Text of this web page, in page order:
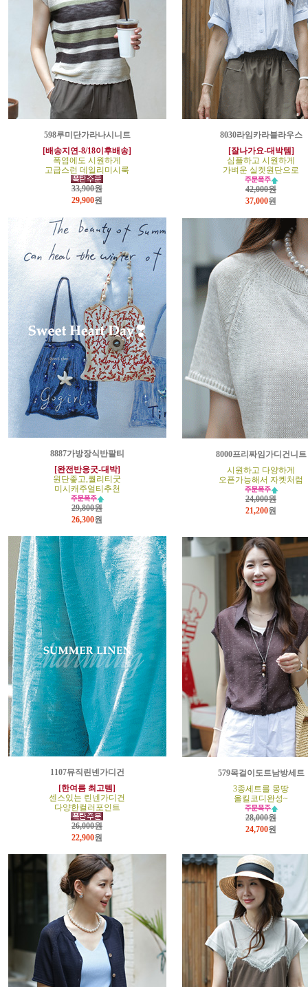
598루미단가라나시니트
[배송지연-8/18이후배송]
폭염에도 시원하게
고급스런 데일리미시룩
33,900원
29,900원
8030라임카라블라우스
[잘나가요-대박템]
심플하고 시원하게
가벼운 실켓원단으로
42,000원
37,000원
8887가방장식반팔티
[완전반응굿-대박]
원단좋고,퀄리티굿
미시캐주얼티추천
29,800원
26,300원
8000프리짜임가디건니트
시원하고 다양하게
오픈가능해서 자켓처럼
24,000원
21,200원
1107뮤직린넨가디건
[한여름 최고템]
센스있는 린넨가디건
다양한컬러포인트
26,000원
22,900원
579목걸이도트남방세트
3종세트를 몽땅
올킬코디완성~
28,000원
24,700원